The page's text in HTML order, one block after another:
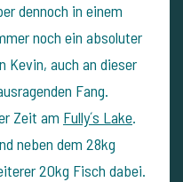
dennoch in einem
noch ein absoluter
Kevin, auch an dieser
Fang.
Zeit am Fully´s Lake.
neben dem 28kg
20kg Fisch dabei.